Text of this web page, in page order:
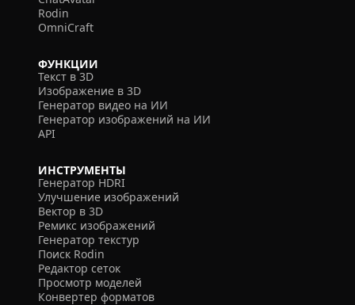
Rodin
OmniCraft
ФУНКЦИИ
Текст в 3D
Изображение в 3D
Генератор видео на ИИ
Генератор изображений на ИИ
API
ИНСТРУМЕНТЫ
Генератор HDRI
Улучшение изображений
Вектор в 3D
Ремикс изображений
Генератор текстур
Поиск Rodin
Редактор сеток
Просмотр моделей
Конвертер форматов